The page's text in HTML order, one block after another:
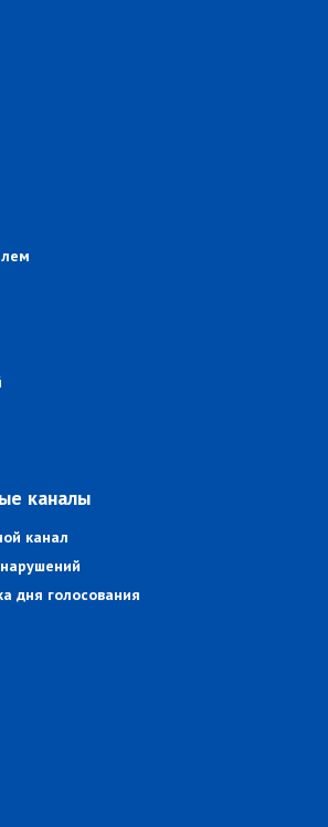
каналы
канал
дня голосования